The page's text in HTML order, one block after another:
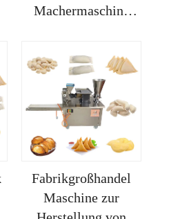
Machermaschine
Frühlingsrolle
Maschine
Fleischpasteten-
Machermaschine
Formendemaschine
Fabrikgroßhandel
Maschine zur